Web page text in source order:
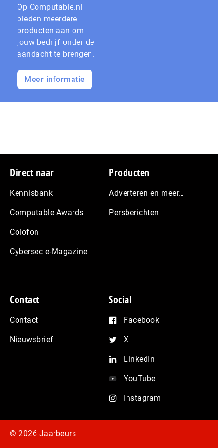
Op Computable.nl
bieden meerdere
producten aan om
jouw bedrijf onder de
aandacht te brengen.
Meer informatie
Footer
Direct naar
Kennisbank
Computable Awards
Colofon
Cybersec e-Magazine
Producten
Adverteren en meer…
Persberichten
Contact
Contact
Nieuwsbrief
Social
Facebook
X
LinkedIn
YouTube
Instagram
© 2026 Jaarbeurs